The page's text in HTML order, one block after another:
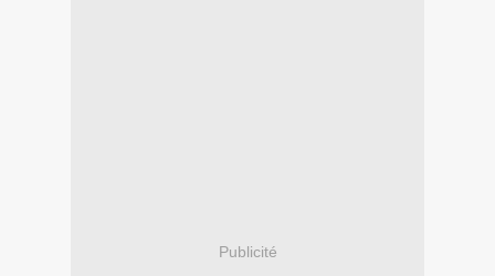
Publicité